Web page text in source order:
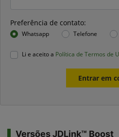
Preferência de contato:
Whatsapp Telefone
Li e aceito a Política de Termos de
Entrar em
Versões JDLink™ Boost